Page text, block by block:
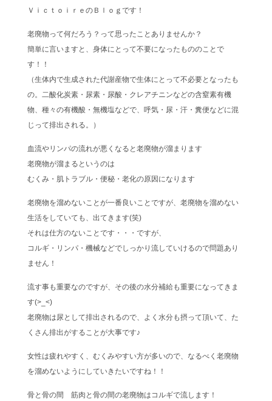
ＶｉｃｔｏｉｒｅのＢｌｏｇです！
老廃物って何だろう？って思ったことありませんか？
簡単に言いますと、身体にとって不要になったもののことで
す！！
（生体内で生成された代謝産物で生体にとって不必要となったも
の。二酸化炭素・尿素・尿酸・クレアチニンなどの含窒素有機
物、種々の有機酸・無機塩などで、呼気・尿・汗・糞便などに混
じって排出される。）
血流やリンパの流れが悪くなると老廃物が溜まります
老廃物が溜まるというのは
むくみ・肌トラブル・便秘・老化の原因になります
老廃物を溜めないことが一番良いことですが、老廃物を溜めない
生活をしていても、出てきます(笑)
それは仕方のないことです・・・ですが、
コルギ・リンパ・機械などでしっかり流していけるので問題あり
ません！
流す事も重要なのですが、その後の水分補給も重要になってきま
す(>_<)
老廃物は尿として排出されるので、よく水分も摂って頂いて、た
くさん排出がすることが大事です♪
女性は疲れやすく、むくみやすい方が多いので、なるべく老廃物
を溜めないようにしていきたいですね！！
骨と骨の間 筋肉と骨の間の老廃物はコルギで流します！